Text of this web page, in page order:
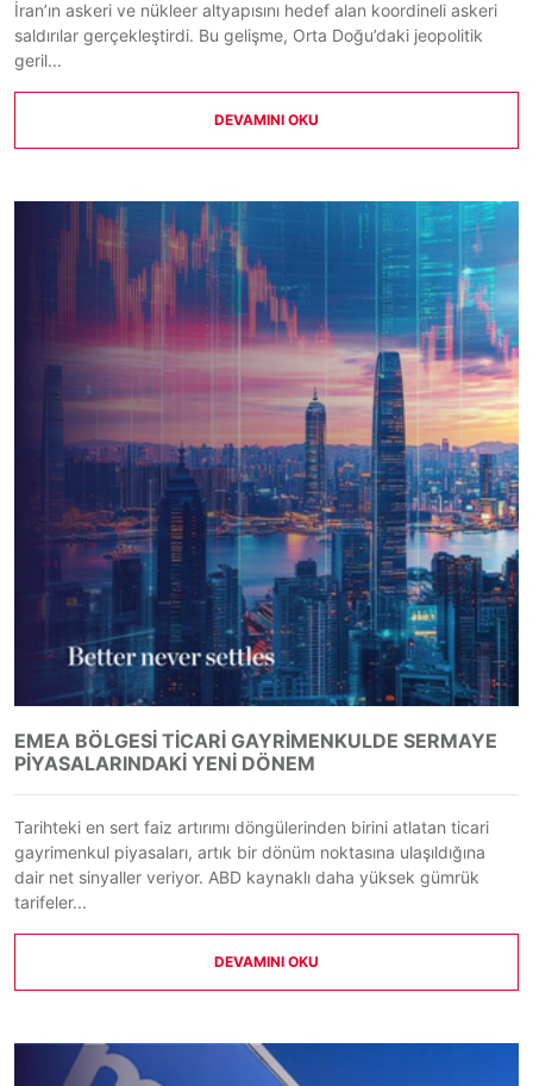
İran’ın askeri ve nükleer altyapısını hedef alan koordineli askeri
saldırılar gerçekleştirdi. Bu gelişme, Orta Doğu’daki jeopolitik
geril...
DEVAMINI OKU
EMEA BÖLGESI TICARI GAYRIMENKULDE SERMAYE
PIYASALARINDAKI YENI DÖNEM
Tarihteki en sert faiz artırımı döngülerinden birini atlatan ticari
gayrimenkul piyasaları, artık bir dönüm noktasına ulaşıldığına
dair net sinyaller veriyor. ABD kaynaklı daha yüksek gümrük
tarifeler...
DEVAMINI OKU